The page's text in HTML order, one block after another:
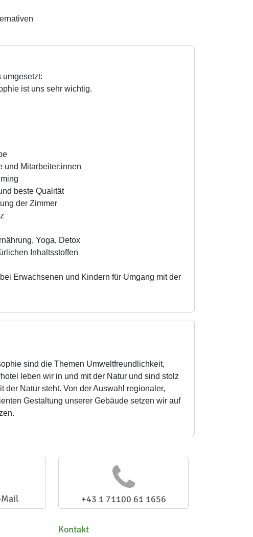
umgesetzt:
ist uns sehr wichtig.
und Mitarbeiter:innen
beste Qualität
der Zimmer
Yoga, Detox
Inhaltsstoffen
Erwachsenen und Kindern für Umgang mit der
sind die Themen Umweltfreundlichkeit,
leben wir in und mit der Natur und sind stolz
Natur steht. Von der Auswahl regionaler,
Gestaltung unserer Gebäude setzen wir auf
+43 1 71100 61 1656
Kontakt